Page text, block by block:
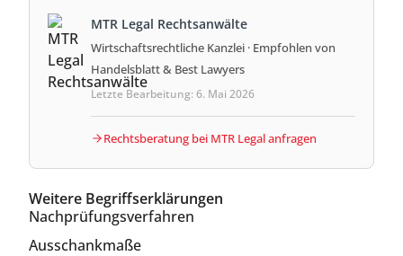
MTR Legal Rechtsanwälte
Wirtschaftsrechtliche Kanzlei · Empfohlen von
Handelsblatt & Best Lawyers
Letzte Bearbeitung: 6. Mai 2026
Rechtsberatung bei MTR Legal anfragen
Weitere Begriffserklärungen
Nachprüfungsverfahren
Ausschankmaße